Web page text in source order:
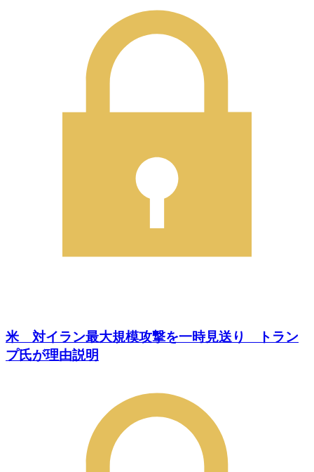
米 対イラン最大規模攻撃を一時見送り トラン
プ氏が理由説明